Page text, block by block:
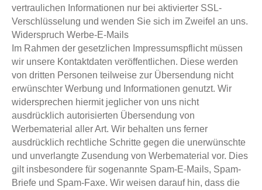
vertraulichen Informationen nur bei aktivierter SSL-
Verschlüsselung und wenden Sie sich im Zweifel an uns.
Widerspruch Werbe-E-Mails
Im Rahmen der gesetzlichen Impressumspflicht müssen
wir unsere Kontaktdaten veröffentlichen. Diese werden
von dritten Personen teilweise zur Übersendung nicht
erwünschter Werbung und Informationen genutzt. Wir
widersprechen hiermit jeglicher von uns nicht
ausdrücklich autorisierten Übersendung von
Werbematerial aller Art. Wir behalten uns ferner
ausdrücklich rechtliche Schritte gegen die unerwünschte
und unverlangte Zusendung von Werbematerial vor. Dies
gilt insbesondere für sogenannte Spam-E-Mails, Spam-
Briefe und Spam-Faxe. Wir weisen darauf hin, dass die